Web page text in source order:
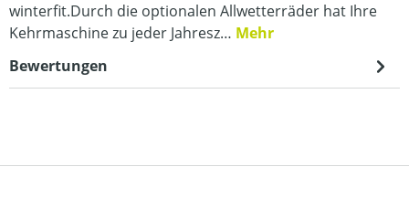
winterfit.Durch die optionalen Allwetterräder hat Ihre
Kehrmaschine zu jeder Jahresz… Mehr
Bewertungen